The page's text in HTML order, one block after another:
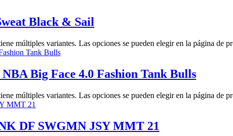
Black & Sail
múltiples variantes. Las opciones se pueden elegir en la página de
Big Face 4.0 Fashion Tank Bulls
múltiples variantes. Las opciones se pueden elegir en la página de
DF SWGMN JSY MMT 21